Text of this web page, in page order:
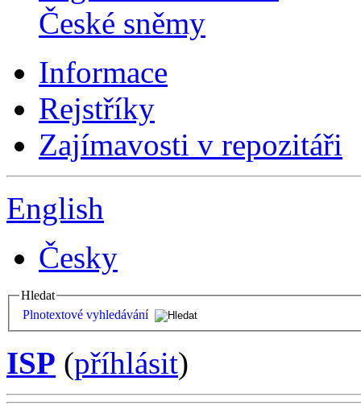
České sněmy
Informace
Rejstříky
Zajímavosti v repozitáři
English
Česky
Hledat
Plnotextové vyhledávání
ISP (příhlásit)